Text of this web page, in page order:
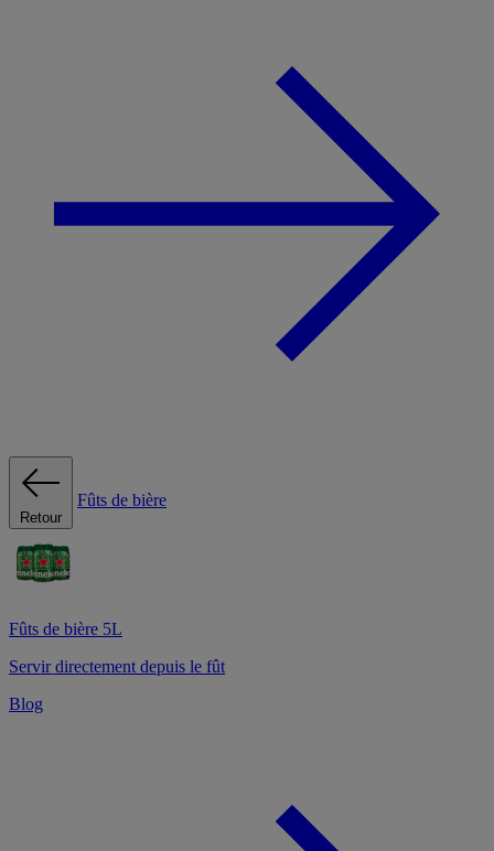
Retour
Fûts de bière
Fûts de bière 5L
Servir directement depuis le fût
Blog